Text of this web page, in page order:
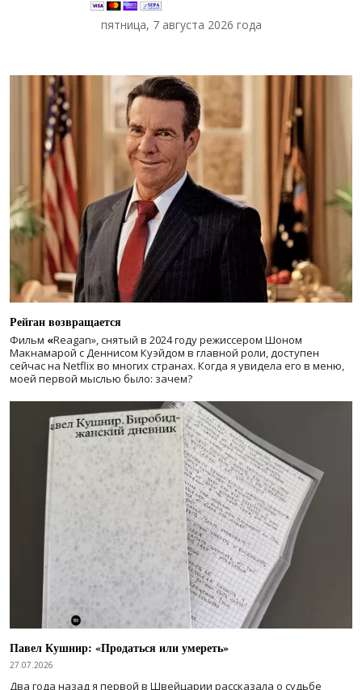
пятница, 7 августа 2026 года
Рейган возвращается
Фильм «Reagan», снятый в 2024 годурежиссером Шоном
Макнамарой с Деннисом Куэйдом в главной роли, доступен
сейчас на Netflix во многих странах. Когда я увидела его в меню,
моей первой мыслью было: зачем?
Павел Кушнир: «Продаться или умереть»
27.07.2026
Два года назад я первой в Швейцарии рассказала о судьбе